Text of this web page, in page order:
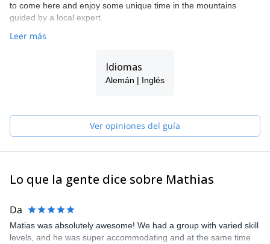
to come here and enjoy some unique time in the mountains
guided by a local expert.
Leer más
Idiomas
Alemán | Inglés
Ver opiniones del guía
Lo que la gente dice sobre Mathias
Da
Matias was absolutely awesome! We had a group with varied skill
levels, and he was super accommodating and at the same time